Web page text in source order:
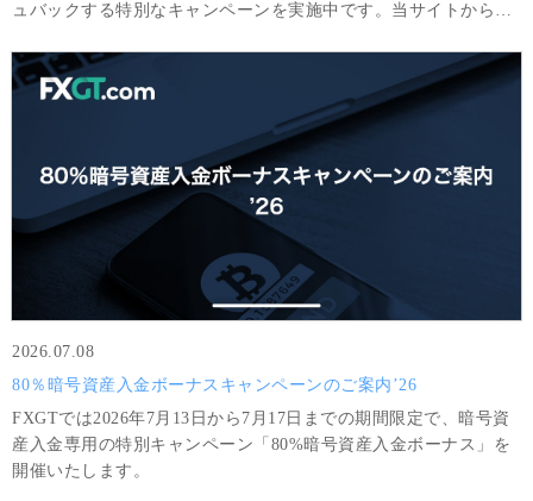
ュバックする特別なキャンペーンを実施中です。当サイトから
2026.07.08
80％暗号資産入金ボーナスキャンペーンのご案内’26
FXGTでは2026年7月13日から7月17日までの期間限定で、暗号資
産入金専用の特別キャンペーン「80%暗号資産入金ボーナス」を
開催いたします。